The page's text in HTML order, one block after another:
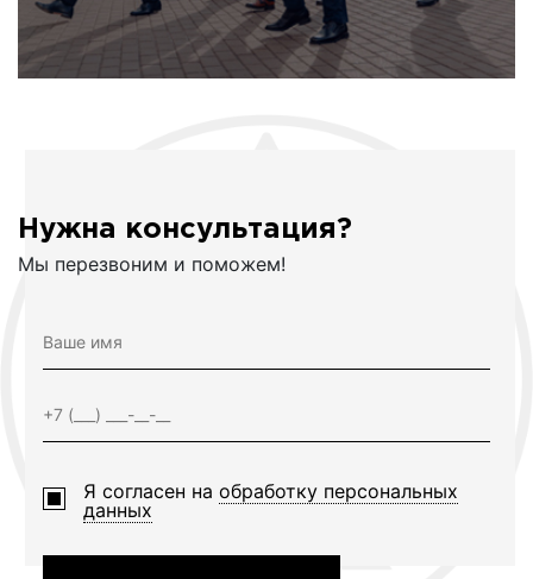
Нужна консультация?
Мы перезвоним и поможем!
Я согласен на обработку персональных
данных